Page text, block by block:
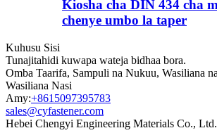
Kiosha cha DIN 434 cha
chenye umbo la taper
Kuhusu Sisi
Tunajitahidi kuwapa wateja bidhaa bora.
Omba Taarifa, Sampuli na Nukuu, Wasiliana
Wasiliana Nasi
Amy:+8615097395783
sales@cyfastener.com
Hebei Chengyi Engineering Materials Co., Ltd.